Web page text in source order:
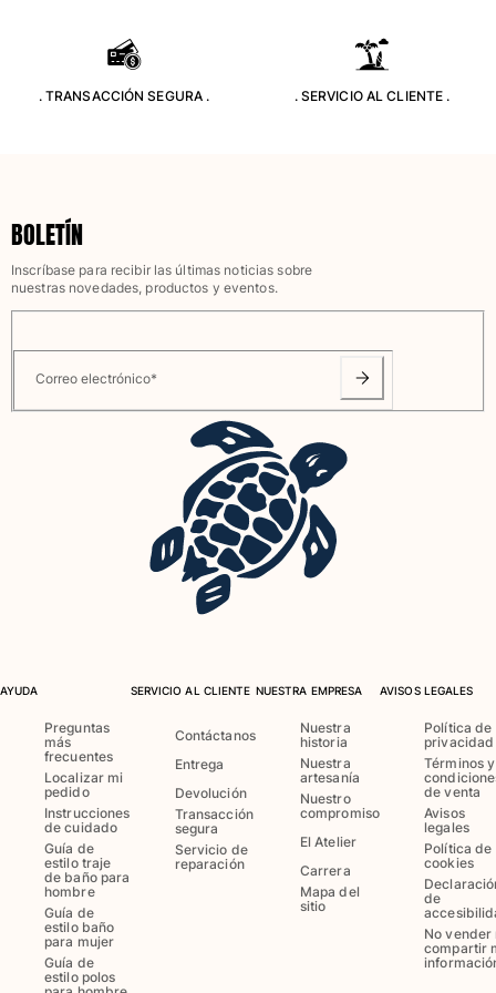
Trajes de baño mágicos
Shorts
Sudaderas
Niña
Ver todo Niña
Bañadores Una Pieza
Rashguard
Dos Piezas
Partes de abajo de bikini
Vestidos y Faldas
Monos
Pantalones cortos
Sudaderas
Camisetas
Ver todo Pret-a-porter
Bebé
Ver todo Bebé
. TRANSACCIÓN SEGURA . . SERVICIO AL CLIENTE .
BOLETÍN
Inscríbase para recibir las últimas noticias sobre
nuestras novedades, productos y eventos.
Correo electrónico*
AYUDA
Preguntas
más
frecuentes
Localizar mi
pedido
Instrucciones
de cuidado
Guía de
estilo traje
de baño para
hombre
Guía de
estilo baño
para mujer
Guía de
estilo polos
SERVICIO AL CLIENTE
Contáctanos
Entrega
Devolución
Transacción
segura
Servicio de
reparación
NUESTRA EMPRESA
Nuestra
historia
Nuestra
artesanía
Nuestro
compromiso
El Atelier
Carrera
Mapa del
sitio
AVISOS LEGALES
Política de
privacidad
Términos y
de venta
Avisos
legales
Política de
cookies
de
No vender
compartir